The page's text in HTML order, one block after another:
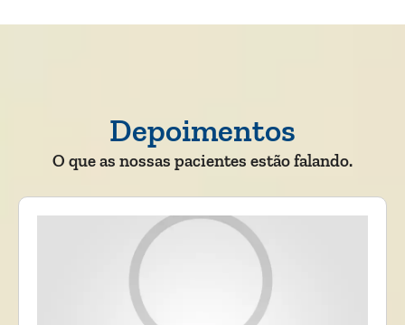
Depoimentos
O que as nossas pacientes estão falando.